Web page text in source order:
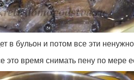
в бульон и потом все эти
это время снимать пену по мере